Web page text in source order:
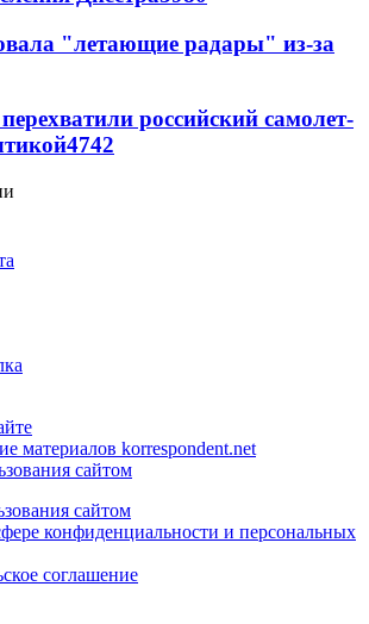
"летающие радары" из-за
российский самолет-
4742
материалов korrespondent.net
сайтом
сайтом
конфиденциальности и персональных
соглашение